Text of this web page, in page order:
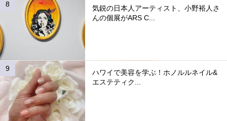
気鋭の日本人アーティスト、小野裕人さ
んの個展がARS C...
ハワイで美容を学ぶ！ホノルルネイル&
エステティク...